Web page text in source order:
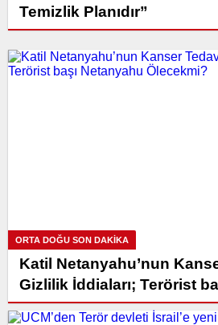
Temizlik Planıdır”
ORTA DOĞU SON DAKİKA
Katil Netanyahu’nun
Gizlilik İddiaları; Terörist başı Netanyahu
Ölecekmi?